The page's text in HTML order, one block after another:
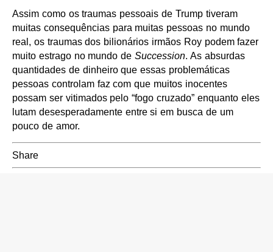
Assim como os traumas pessoais de Trump tiveram
muitas consequências para muitas pessoas no mundo
real, os traumas dos bilionários irmãos Roy podem fazer
muito estrago no mundo deSuccession. As absurdas
quantidades de dinheiro que essas problemáticas
pessoas controlam faz com que muitos inocentes
possam ser vitimados pelo “fogo cruzado” enquanto eles
lutam desesperadamente entre si em busca de um
pouco de amor.
Share